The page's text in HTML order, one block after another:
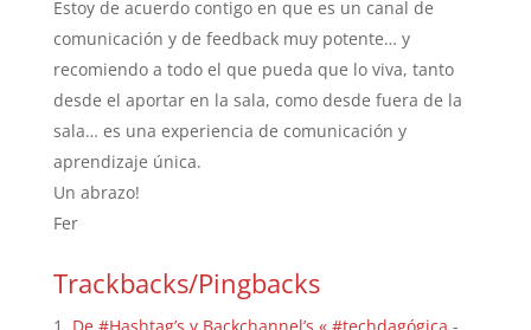
Estoy de acuerdo contigo en que es un canal de
comunicación y de feedback muy potente… y
recomiendo a todo el que pueda que lo viva, tanto
desde el aportar en la sala, como desde fuera de la
sala… es una experiencia de comunicación y
aprendizaje única.
Un abrazo!
Fer
Trackbacks/Pingbacks
De #Hashtag’s y Backchannel’s « #techdagógica -